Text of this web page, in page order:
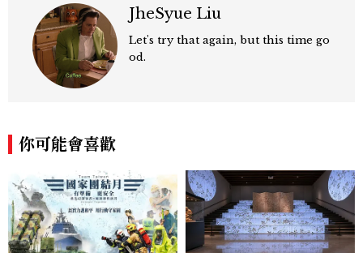
JheSyue Liu
Let's try that again, but this time go
od.
你可能會喜歡